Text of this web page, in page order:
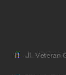
Jl. Veteran